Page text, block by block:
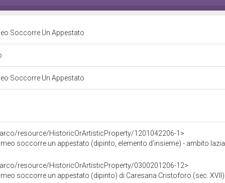
Soccorre Un Appestato
Soccorre Un Appestato
resource/HistoricOrArtisticProperty/1201042206-1>
soccorre un appestato (dipinto, elemento d'insieme) - ambito
resource/HistoricOrArtisticProperty/0300201206-12>
soccorre un appestato (dipinto) di Caresana Cristoforo (sec. XVII)